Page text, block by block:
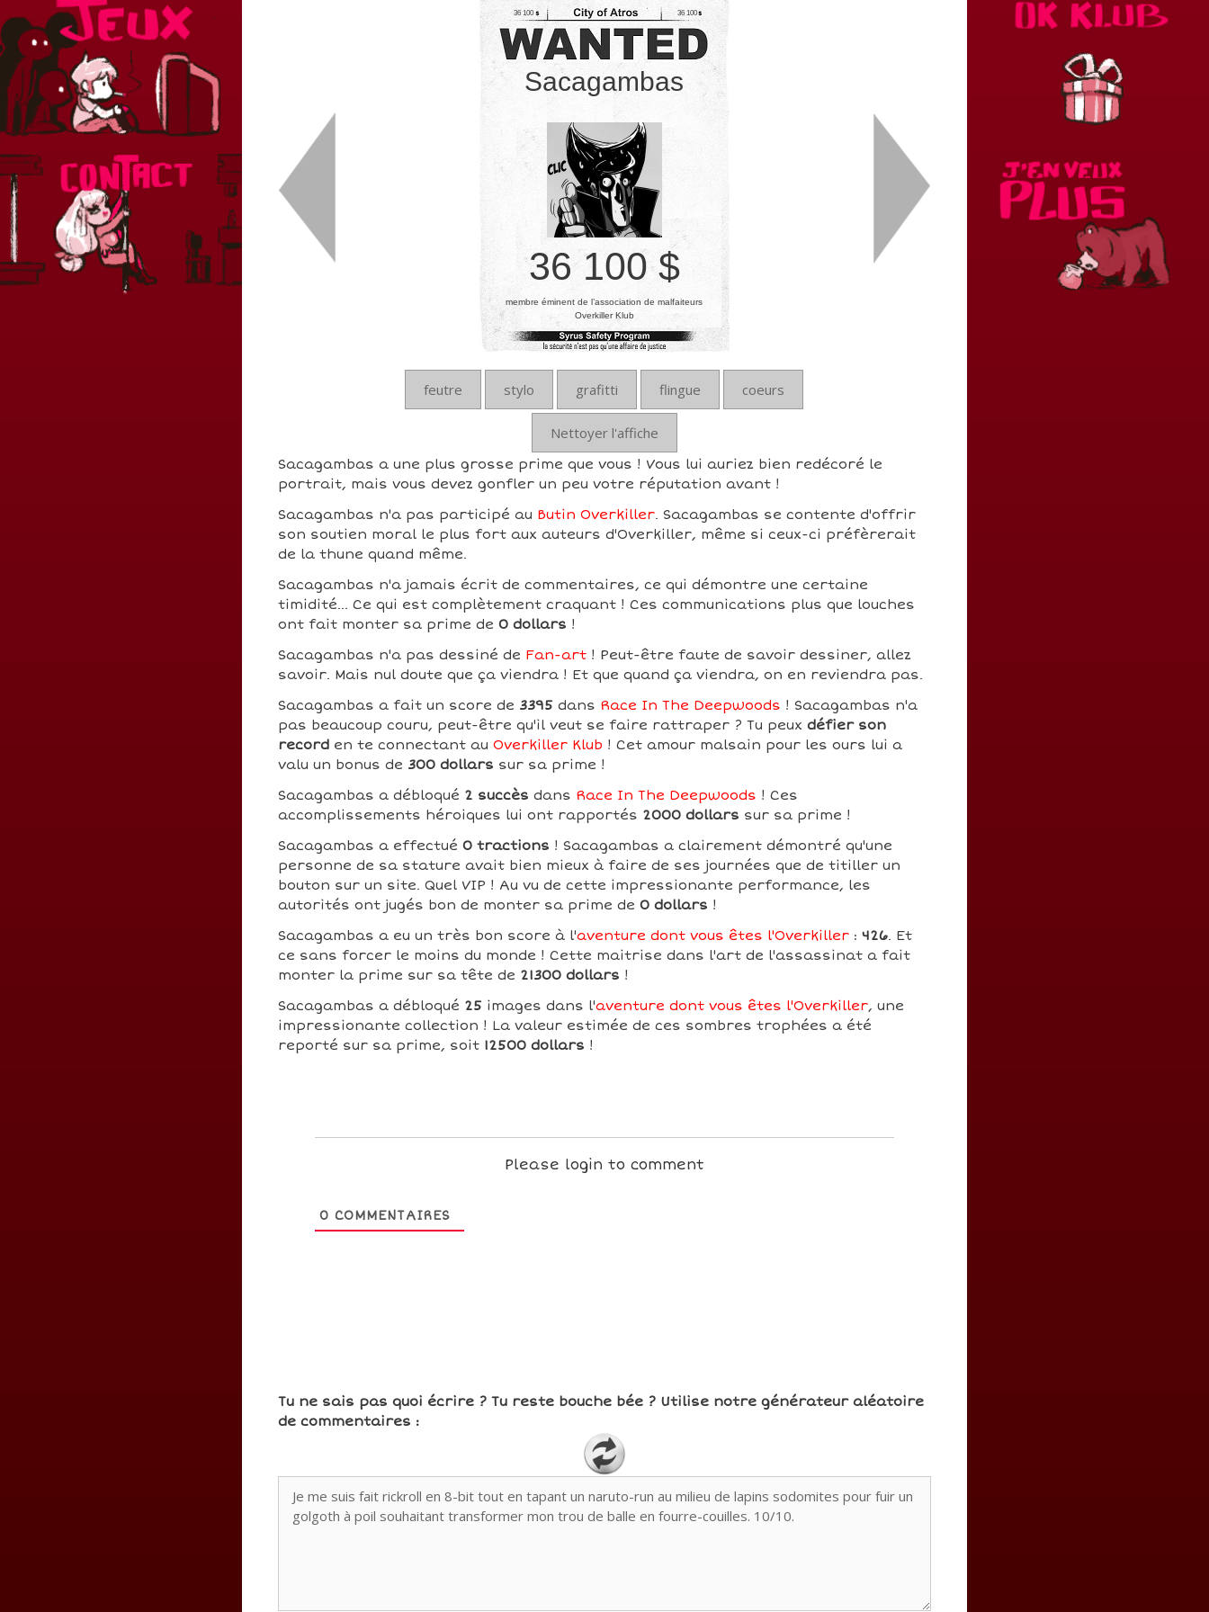
36 100
Sacagambas
36 100
36 100 $
membre éminent de l’association de malfaiteurs
Overkiller Klub
feutre stylo grafitti flingue coeurs
Nettoyer l'affiche
Sacagambas a une plus grosse prime que vous ! Vous lui auriez bien redécoré le
portrait, mais vous devez gonfler un peu votre réputation avant !
Sacagambas n'a pas participé au Butin Overkiller. Sacagambas se contente d'offrir
son soutien moral le plus fort aux auteurs d'Overkiller, même si ceux-ci préfèrerait
de la thune quand même.
Sacagambas n'a jamais écrit de commentaires, ce qui démontre une certaine
timidité... Ce qui est complètement craquant ! Ces communications plus que louches
ont fait monter sa prime de 0 dollars !
Sacagambas n'a pas dessiné de Fan-art! Peut-être faute de savoir dessiner, allez
savoir. Mais nul doute que ça viendra ! Et que quand ça viendra, on en reviendra pas.
Sacagambas a fait un score de 3395 dans Race In The Deepwoods ! Sacagambas n'a
pas beaucoup couru, peut-être qu'il veut se faire rattraper ? Tu peux défier son
recorden te connectant au Overkiller Klub ! Cet amour malsain pour les ours lui a
valu un bonus de 300 dollars sur sa prime !
Sacagambas a débloqué 2 succès dans Race In The Deepwoods ! Ces
accomplissements héroiques lui ont rapportés 2000 dollars sur sa prime !
Sacagambas a effectué 0 tractions ! Sacagambas a clairement démontré qu'une
personne de sa stature avait bien mieux à faire de ses journées que de titiller un
bouton sur un site. Quel VIP ! Au vu de cette impressionante performance, les
autorités ont jugés bon de monter sa prime de 0 dollars !
Sacagambas a eu un très bon score à l'aventure dont vous êtes l'Overkiller: 426. Et
ce sans forcer le moins du monde ! Cette maitrise dans l'art de l'assassinat a fait
monter la prime sur sa tête de 21300 dollars !
Sacagambas a débloqué 25 images dans l'aventure dont vous êtes l'Overkiller, une
impressionante collection ! La valeur estimée de ces sombres trophées a été
reporté sur sa prime, soit 12500 dollars !
Please login to comment
0 COMMENTAIRES
Tu ne sais pas quoi écrire ? Tu reste bouche bée ? Utilise notre générateur aléatoire
de commentaires :